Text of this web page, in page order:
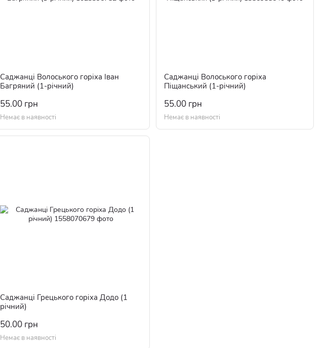
Саджанці Волоського горіха Іван
Багряний (1-річний)
55.00 грн
Немає в наявності
Саджанці Волоського горіха
Піщанський (1-річний)
55.00 грн
Немає в наявності
Саджанці Грецького горіха Додо (1
річний)
50.00 грн
Немає в наявності